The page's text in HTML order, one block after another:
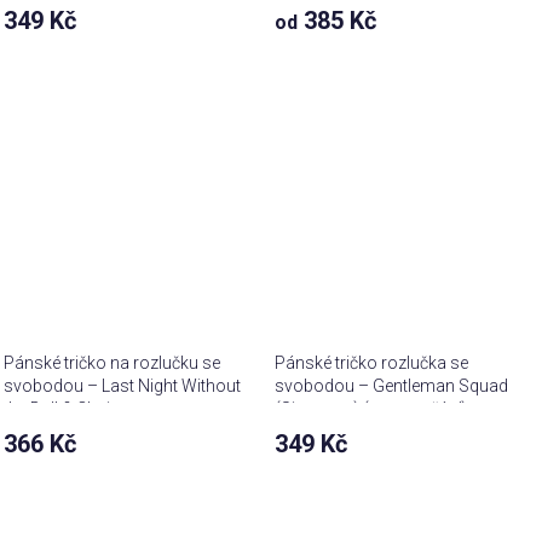
349 Kč od 385 Kč
Pánské tričko na rozlučku se
svobodou – Last Night Without
the Ball & Chain
366 Kč
Pánské tričko rozlučka se
svobodou – Gentleman Squad
(Signature) (text na přání)
349 Kč